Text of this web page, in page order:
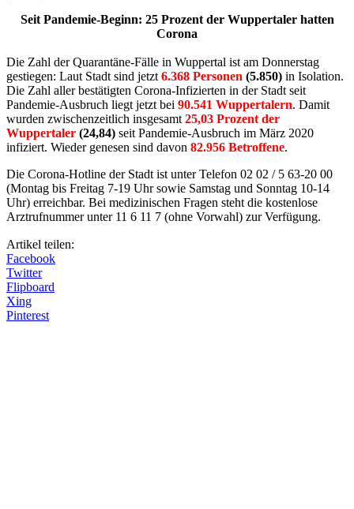
Seit Pandemie-Beginn: 25 Prozent der Wuppertaler hatten
Corona
Die Zahl der Quarantäne-Fälle in Wuppertal ist am Donnerstag
gestiegen: Laut Stadt sind jetzt 6.368 Personen (5.850) in Isolation.
Die Zahl aller bestätigten Corona-Infizierten in der Stadt seit
Pandemie-Ausbruch liegt jetzt bei 90.541 Wuppertalern. Damit
wurden zwischenzeitlich insgesamt 25,03 Prozent der
Wuppertaler (24,84) seit Pandemie-Ausbruch im März 2020
infiziert. Wieder genesen sind davon 82.956 Betroffene.
Die Corona-Hotline der Stadt ist unter Telefon 02 02 / 5 63-20 00
(Montag bis Freitag 7-19 Uhr sowie Samstag und Sonntag 10-14
Uhr) erreichbar. Bei medizinischen Fragen steht die kostenlose
Arztrufnummer unter 11 6 11 7 (ohne Vorwahl) zur Verfügung.
Artikel teilen:
Facebook
Twitter
Flipboard
Xing
Pinterest